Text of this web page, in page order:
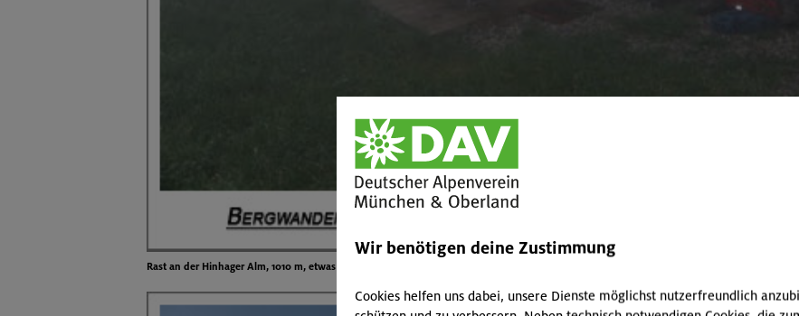
Rast an der Hinhager Alm, 1010 m, etwas nebelig!
Wir benötigen deine Zustimmung
Cookies helfen uns dabei, unsere Dienste möglichst nutzerfreundlich